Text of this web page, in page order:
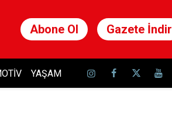
Abone Ol Gazete İndir
YAŞAM